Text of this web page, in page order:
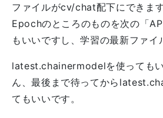
ファイルがcv/chat配下にできま
Epochのところのものを次の「
もいいですし、学習の最新ファイ
latest.chainermodelを使っても
ん、最後まで待ってから
てもいいです。